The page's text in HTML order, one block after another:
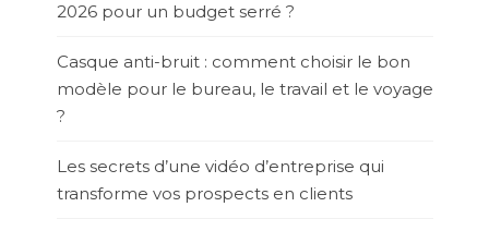
2026 pour un budget serré ?
Casque anti-bruit : comment choisir le bon
modèle pour le bureau, le travail et le voyage
?
Les secrets d’une vidéo d’entreprise qui
transforme vos prospects en clients